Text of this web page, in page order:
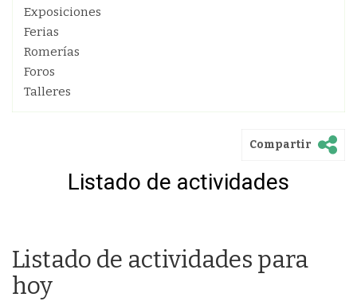
Exposiciones
Ferias
Romerías
Foros
Talleres
Compartir
Listado de actividades
Listado de actividades para
hoy